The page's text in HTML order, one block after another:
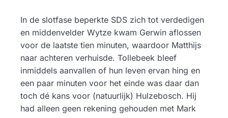
In de slotfase beperkte SDS zich tot verdedigen
en middenvelder Wytze kwam Gerwin aflossen
voor de laatste tien minuten, waardoor Matthijs
naar achteren verhuisde. Tollebeek bleef
inmiddels aanvallen of hun leven ervan hing en
een paar minuten voor het einde was daar dan
toch dé kans voor (natuurlijk) Hulzebosch. Hij
had alleen geen rekening gehouden met Mark